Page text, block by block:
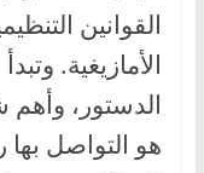
القوانين
الأمازيغية.
الدستور، وأهم
هو التواصل